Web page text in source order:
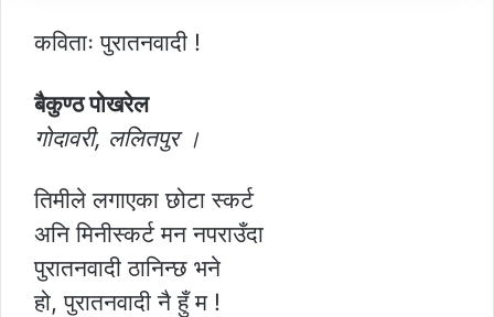
कविताः पुरातनवादी !
बैकुण्ठ पोखरेल
गोदावरी, ललितपुर ।
तिमीले लगाएका छोटा स्कर्ट
अनि मिनीस्कर्ट मन नपराउँदा
पुरातनवादी ठानिन्छ भने
हो, पुरातनवादी नै हुँ म !